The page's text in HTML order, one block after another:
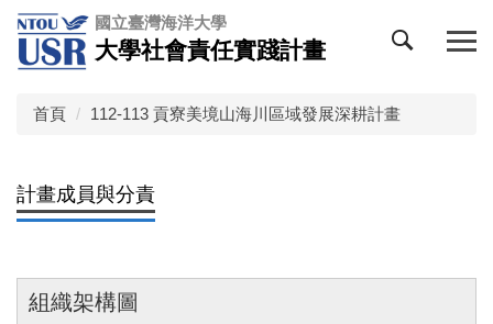
跳
到
主
國立臺灣海洋大學
大學社會責任實踐計畫
首頁 112-113 貢寮美境山海川區域發展深耕計畫
計畫成員與分責
組織架構圖